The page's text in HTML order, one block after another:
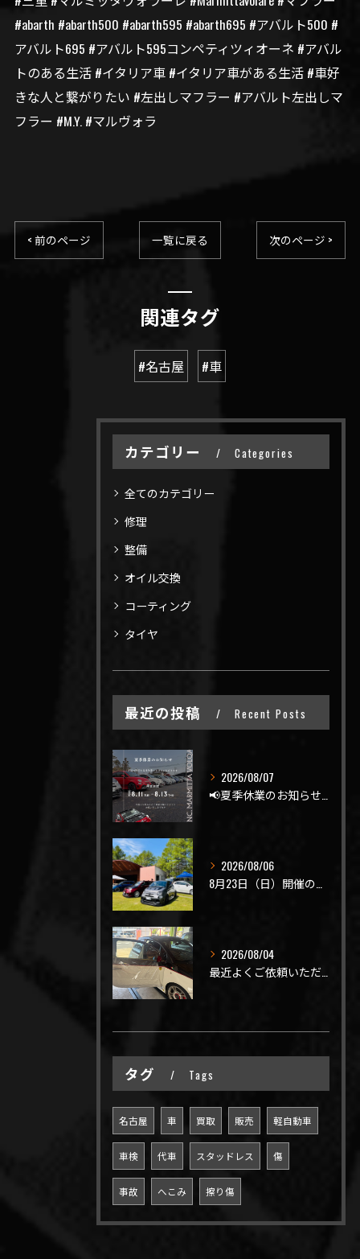
#abarth #abarth500 #abarth595 #abarth695 #アバルト500 #
アバルト695 #アバルト595コンペティツィオーネ #アバル
トのある生活 #イタリア車 #イタリア車がある生活 #車好
きな人と繋がりたい #左出しマフラー #アバルト左出しマ
フラー #M.Y. #マルヴォラ
< 前のページ 一覧に戻る 次のページ >
関連タグ
#名古屋 #車
カテゴリー Categories
全てのカテゴリー
修理
整備
オイル交換
コーティング
タイヤ
最近の投稿 Recent Posts
2026/08/07
2026/08/06
2026/08/04
タグ Tags
名古屋 車 買取 販売 軽自動車
車検 代車 スタッドレス 傷
事故 へこみ 擦り傷